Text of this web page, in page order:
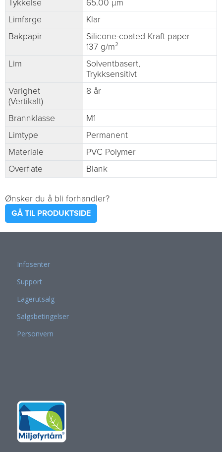
Tykkelse
65.00 µm
Limfarge
Klar
Bakpapir
Silicone-coated Kraft paper
137 g/m²
Lim
Solventbasert,
Trykksensitivt
Varighet
(Vertikalt)
8 år
Brannklasse
M1
Limtype
Permanent
Materiale
PVC Polymer
Overflate
Blank
Ønsker du å bli forhandler?
GÅ TIL PRODUKTSIDE
Infosenter
Support
Lagerutsalg
Salgsbetingelser
Personvern